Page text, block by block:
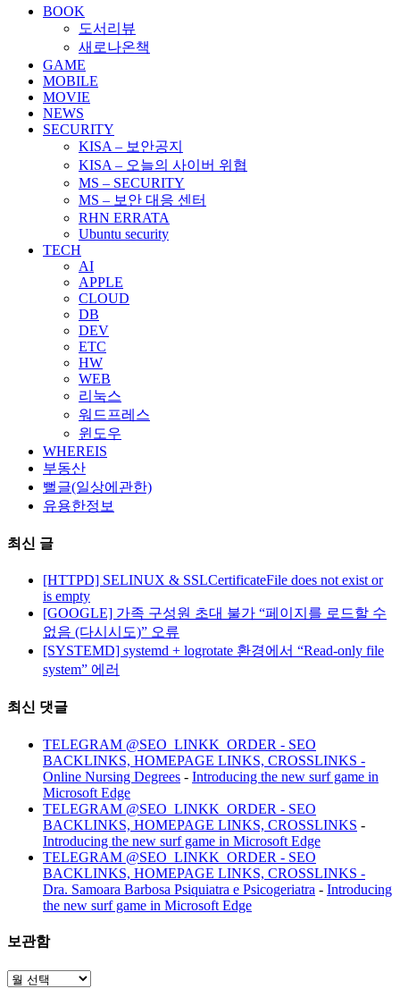
BOOK
도서리뷰
새로나온책
GAME
MOBILE
MOVIE
NEWS
SECURITY
KISA – 보안공지
KISA – 오늘의 사이버 위협
MS – SECURITY
MS – 보안 대응 센터
RHN ERRATA
Ubuntu security
TECH
AI
APPLE
CLOUD
DB
DEV
ETC
HW
WEB
리눅스
워드프레스
윈도우
WHEREIS
부동산
뻘글(일상에관한)
유용한정보
최신 글
[HTTPD] SELINUX & SSLCertificateFile does not exist or
is empty
[GOOGLE] 가족 구성원 초대 불가 “페이지를 로드할 수
없음 (다시시도)” 오류
[SYSTEMD] systemd + logrotate 환경에서 “Read-only file
system” 에러
최신 댓글
TELEGRAM @SEO_LINKK_ORDER - SEO
BACKLINKS, HOMEPAGE LINKS, CROSSLINKS -
Online Nursing Degrees - Introducing the new surf game in
Microsoft Edge
TELEGRAM @SEO_LINKK_ORDER - SEO
BACKLINKS, HOMEPAGE LINKS, CROSSLINKS -
Introducing the new surf game in Microsoft Edge
TELEGRAM @SEO_LINKK_ORDER - SEO
BACKLINKS, HOMEPAGE LINKS, CROSSLINKS -
Dra. Samoara Barbosa Psiquiatra e Psicogeriatra - Introducing
the new surf game in Microsoft Edge
보관함
보